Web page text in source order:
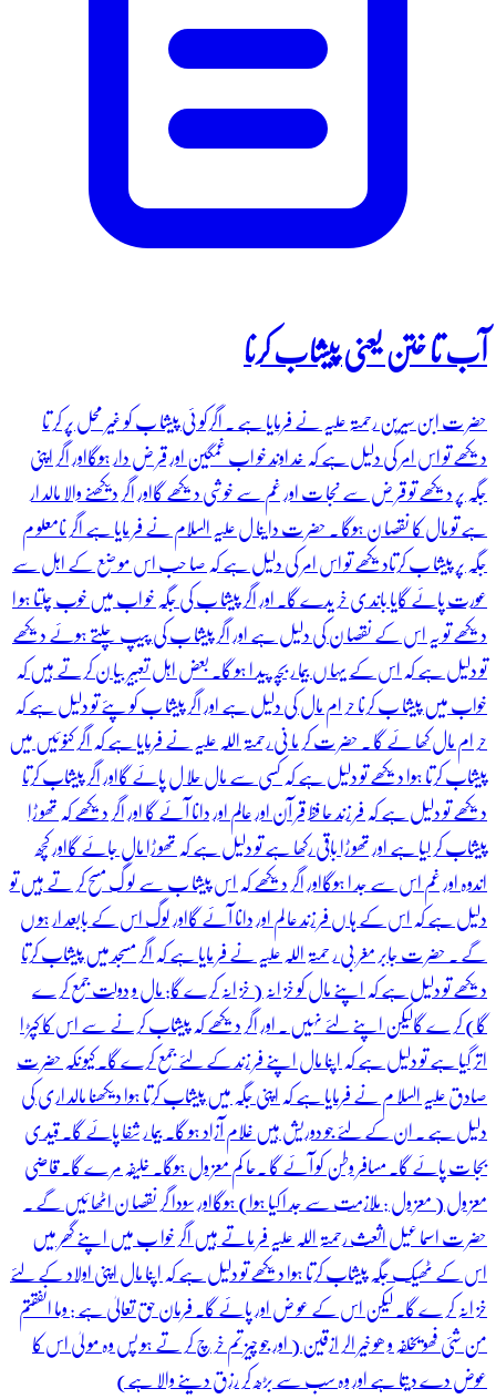
آب تا ختن یعنی پیشاب کرنا
حضر ت ابن سیرین رحمتہ علیہ نے فرمایا ہے ۔ اگرکو ئی پیشا ب کو غیر محل پر کر تا
دیکھے تو اس امر کی دلیل ہے کہ خد اوند خو اب غمگین اور قر ض دار ہوگااور اگر اپنی
جگہ پر دیکھے تو قر ض سے نجا ت اور غم سے خوشی دیکھے گااور اگر دیکھنے والا مالد ار
ہے تو مال کا نقصا ن ہوگا ۔ حضر ت داینا ل علیہ السلام نے فر مایا ہے اگر نامعلو م
جگہ پر پیشا ب کرتادیکھے تو اس امر کی دلیل ہے کہ صا حب اس مو ضع کے اہل سے
عورت پائے گایا باند ی خر یدے گا۔ اور اگر پیشا ب کی جگہ خو اب میں خوب چلتا ہو ا
دیکھے تو یہ اس کے نقصا ن کی دلیل ہے اور اگر پیشا ب کی پیپ چلتے ہوئے دیکھے
تو دلیل ہے کہ اس کے یہا ں بیما ر بچہ پید ا ہو گا۔ بعض اہل تعبیر بیا ن کرتے ہیں کہ
خواب میں پیشا ب کرنا حر ام مال کی دلیل ہے اور اگر پیشا ب کو پئے تو دلیل ہے کہ
حر ام مال کھا ئے گا ۔ حضر ت کر ما نی رحمتہ اللہ علیہ نے فرمایا ہے کہ اگر کنو ئیں میں
پیشاب کرتا ہوا دیکھے تو دلیل ہے کہ کسی سے مال حلا ل پائے گااور اگر پیشاب کرتا
دیکھے تو دلیل ہے کہ فر زند حا فظ قر آن اور عالم اور دانا آئے گا اور اگر دیکھے کہ تھو ڑا
پیشاب کر لیا ہے اور تھو ڑا باقی رکھا ہے تو دلیل ہے کہ تھو ڑا مال جائے گااور کچھ
اندوہ اور غم اس سے جد ا ہوگااور اگر دیکھے کہ اس پیشا ب سے لو گ مسح کر تے ہیں تو
دلیل ہے کہ اس کے ہا ں فر زند عا لم اور دانا آئے گااور لوگ اس کے بابعد ار ہو ں
گے ۔ حضر ت جابر مغر بی ر حمتہ اللہ علیہ نے فر مایا ہے کہ اگر مسجد میں پیشاب کرتا
دیکھے تو دلیل ہے کہ اپنے مال کو خز انہ ( خز انہ کرے گا: مال و دولت جمع کر ے
گا) کر ے گالیکن اپنے لئے نہیں ۔ اور اگر دیکھے کہ پیشاب کرنے سے اس کا کپڑ ا
اتر گیا ہے تو دلیل ہے کہ اپنا مال اپنے فر زند کے لئے جمع کرے گا۔ کیو نکہ حضر ت
صادق علیہ السلا م نے فرمایا ہے کہ اپنی جگہ میں پیشاب کرتا ہوا دیکھنا مالد اری کی
دلیل ہے ۔ ان کے لئے جو دوریش ہیں غلام آزاد ہو گا۔ بیما ر شفا پائے گا۔ قید ی
بجا ت پائے گا۔ مسافر وطن کو آئے گا ۔حا کم معز ول ہوگا۔ خلیفہ مر ے گا۔ قاضی
معز ول ( معز ول : ملازمت سے جد ا کیا ہوا) ہوگااور سودا گر نقصا ن اٹھا ئیں گے ۔
حضر ت اسما عیل اثعث رحمتہ اللہ علیہ فر ماتے ہیں اگر خوا ب میں اپنے گھر میں
اس کے ٹھیک جگہ پیشاب کرتا ہوا دیکھے تو دلیل ہے کہ اپنا مال اپنی اولاد کے لئے
خز انہ کر ے گا۔ لیکن اس کے عو ض اور پائے گا۔ فرمان حق تعالیٰ ہے : وما انفقتم
من شئی فھو یخلفہ و ھو خیر الر ازقین ( اور جو چیز تم خر چ کر تے ہو پس وہ مو لیٰ اس کا
عوض دے دیتا ہے اور وہ سب سے بڑھ کر رزق دینے والا ہے)